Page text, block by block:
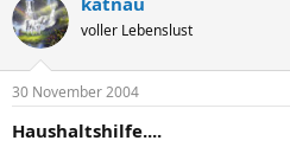
voller Lebenslust
30 November 2004
Haushaltshilfe....